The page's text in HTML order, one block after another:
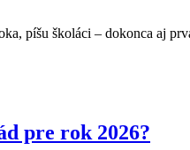
píšu školáci – dokonca aj
pre rok 2026?